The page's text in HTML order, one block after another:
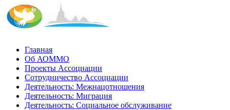
Главная
Об АОММО
Проекты Ассоциации
Сотрудничество Ассоциации
Деятельность: Межнацотношения
Деятельность: Миграция
Деятельность: Социальное обслуживание